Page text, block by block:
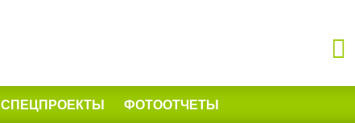
СПЕЦПРОЕКТЫ ФОТООТЧЕТЫ